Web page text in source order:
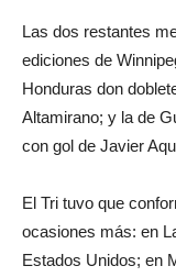
Las dos restantes
ediciones de
Honduras don
Altamirano; y la de
con gol de Javier
El Tri tuvo que
ocasiones más: en
Estados Unidos; en